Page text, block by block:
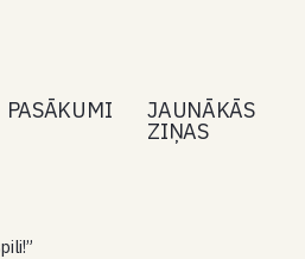
PASĀKUMI JAUNĀKĀS
ZIŅAS